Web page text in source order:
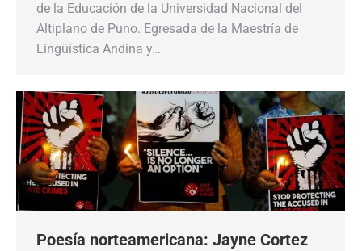
de la Educación de la Universidad Nacional del
Altiplano de Puno. Egresada de la Maestría de
Lingüística Andina y…
Poesía norteamericana: Jayne Cortez